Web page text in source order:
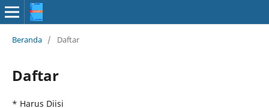
Beranda / Daftar
Daftar
* Harus Diisi